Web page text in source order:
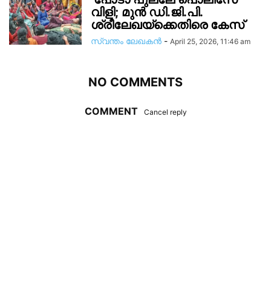
വിളി; മുൻ ഡി.ജി.പി.
ശ്രീലേഖയ്ക്കെതിരെ കേസ്
സ്വന്തം ലേഖകന്‍ - April 25, 2026, 11:46 am
NO COMMENTS
COMMENT Cancel reply